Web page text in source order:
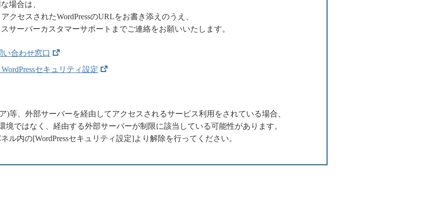
場合は、
クセスされたWordPressのURLをお書き添えのうえ、
サーバーカスタマーサポートまでご連絡をお願いいたします。
合わせ窓口
セキュリティ設定
)等、外部サーバーを経由してアクセスされるサービス利用をされている場合、
境ではなく、経由する外部サーバーが制限に該当している可能性があります。
ル内の[WordPressセキュリティ設定]より解除を行ってください。